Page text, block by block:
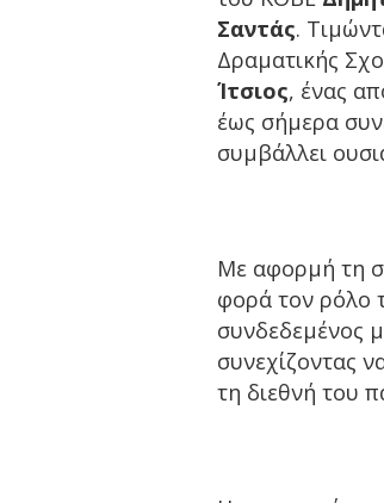
Σαντάς.
Δραματικής
Ίτσιος, ένας
έως σήμερα
συμβάλλει
Με αφορμή τη
φορά τον ρόλο
συνδεδεμένος
συνεχίζοντας
τη διεθνή του